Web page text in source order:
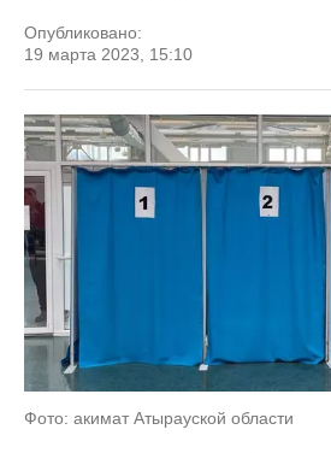
Опубликовано:
19 марта 2023, 15:10
Фото: акимат Атырауской области